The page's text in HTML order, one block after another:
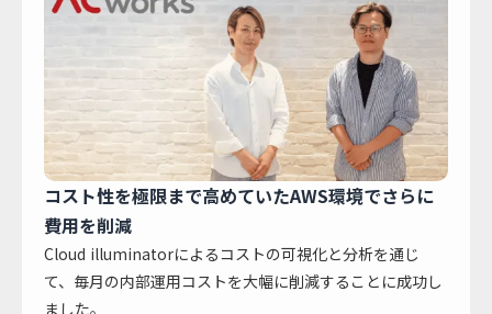
コスト性を極限まで高めていたAWS環境でさらに
費用を削減
Cloud illuminatorによるコストの可視化と分析を通じ
て、毎月の内部運用コストを大幅に削減することに成功し
ました。